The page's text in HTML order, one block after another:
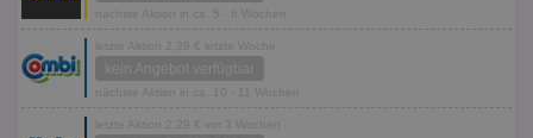
nächste Aktion in ca. 5 - 6 Wochen
letzte Aktion 2,29 € letzte Woche
kein Angebot verfügbar
nächste Aktion in ca. 10 - 11 Wochen
letzte Aktion 2,29 € vor 3 Wochen